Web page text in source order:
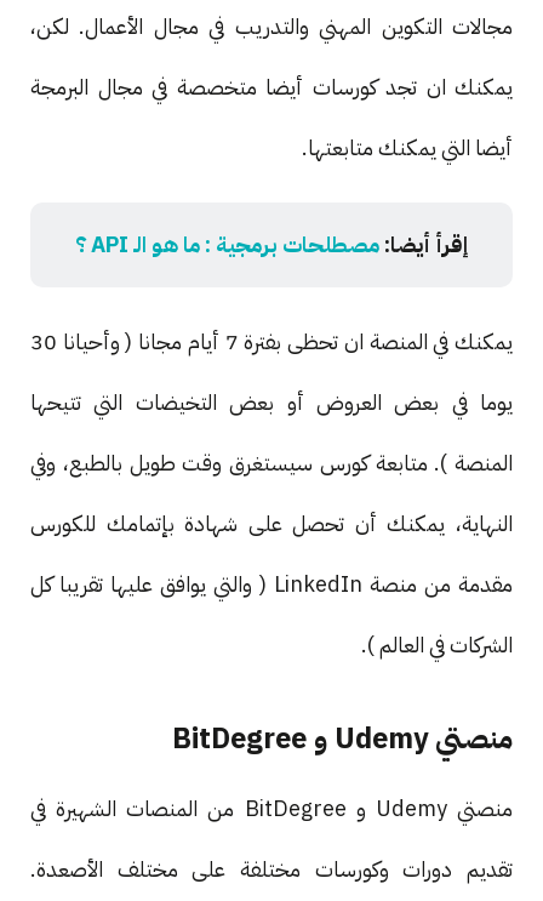
مجالات التكوين المهني والتدريب في مجال الأعمال. لكن،
يمكنك ان تجد كورسات أيضا متخصصة في مجال البرمجة
أيضا التي يمكنك متابعتها.
إقرأ أيضا:مصطلحات برمجية : ما هو الـ API ؟
يمكنك في المنصة ان تحظى بفترة 7 أيام مجانا ( وأحيانا 30
يوما في بعض العروض أو بعض التخيضات التي تتيحها
المنصة ). متابعة كورس سيستغرق وقت طويل بالطبع، وفي
النهاية، يمكنك أن تحصل على شهادة بإتمامك للكورس
مقدمة من منصة LinkedIn ( والتي يوافق عليها تقريبا كل
الشركات في العالم ).
منصتي Udemy و BitDegree
منصتي Udemy و BitDegree من المنصات الشهيرة في
تقديم دورات وكورسات مختلفة على مختلف الأصعدة.